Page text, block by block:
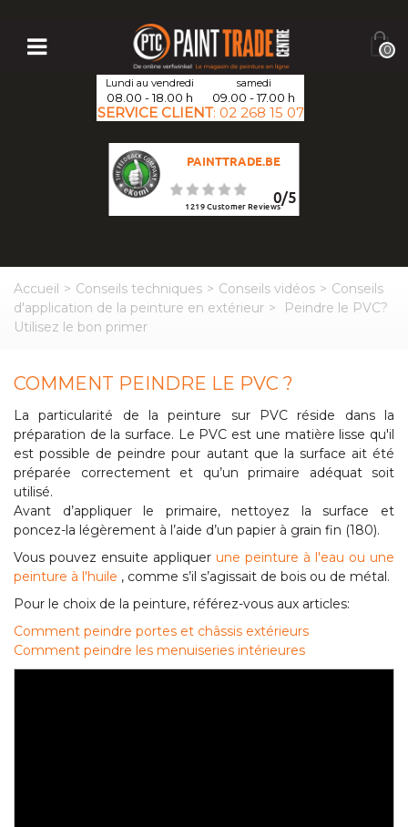
0
Lundi au vendredi
08.00 - 18.00 h
samedi
09.00 - 17.00 h
SERVICE CLIENT: 02 268 15 07
PAINTTRADE.BE
0/5
1219Customer Reviews
Accueil > Conseils techniques > Conseils vidéos > Conseils
d'application de la peinture en extérieur >
Peindre le PVC?
Utilisez le bon primer
COMMENT PEINDRE LE PVC ?
La particularité de la peinture sur PVC réside dans la
préparation de la surface. Le PVC est une matière lisse qu'il
est possible de peindre pour autant que la surface ait été
préparée correctement et qu’un primaire adéquat soit
utilisé.
Avant d’appliquer le primaire, nettoyez la surface et
poncez-la légèrement à l’aide d’un papier à grain fin (180).
Vous pouvez ensuite appliquer une peinture à l'eau ou une
peinture à l'huile , comme s’il s’agissait de bois ou de métal.
Pour le choix de la peinture, référez-vous aux articles:
Comment peindre portes et châssis extérieurs
Comment peindre les menuiseries intérieures